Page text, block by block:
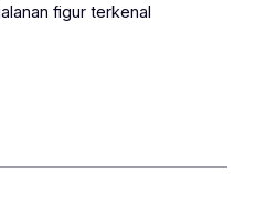
figur terkenal